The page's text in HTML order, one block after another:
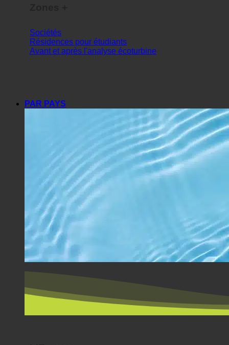
Sociétés
Résidences pour étudiants
Avant et après l'analyse écoturbine
PAR PAYS